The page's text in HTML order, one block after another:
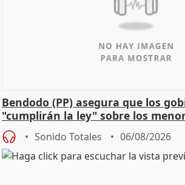
Bendodo (PP) asegura que los
"cumplirán la ley" sobre los
Sonido Totales 06/08/2026